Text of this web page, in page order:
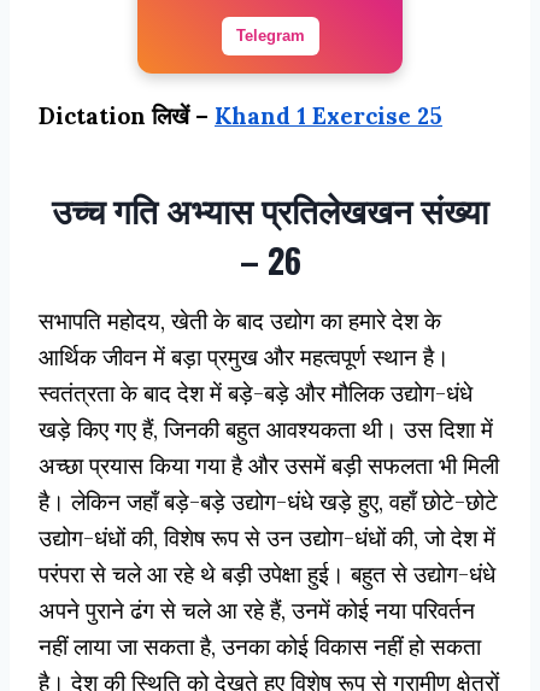
Telegram
Dictation लिखें – Khand 1 Exercise 25
उच्च गति अभ्यास प्रतिलेखखन संख्या
– 26
सभापति महोदय, खेती के बाद उद्योग का हमारे देश के
आर्थिक जीवन में बड़ा प्रमुख और महत्वपूर्ण स्थान है।
स्वतंत्रता के बाद देश में बड़े-बड़े और मौलिक उ‌द्योग-धंधे
खड़े किए गए हैं, जिनकी बहुत आवश्यकता थी। उस दिशा में
अच्छा प्रयास किया गया है और उसमें बड़ी सफलता भी मिली
है। लेकिन जहाँ बड़े-बड़े उ‌द्योग-धंधे खड़े हुए, वहाँ छोटे-छोटे
उद्योग-धंधों की, विशेष रूप से उन उद्योग-धंधों की, जो देश में
परंपरा से चले आ रहे थे बड़ी उपेक्षा हुई। बहुत से उ‌द्योग-धंधे
अपने पुराने ढंग से चले आ रहे हैं, उनमें कोई नया परिवर्तन
नहीं लाया जा सकता है, उनका कोई विकास नहीं हो सकता
है। देश की स्थिति को देखते हुए विशेष रूप से ग्रामीण क्षेत्रों